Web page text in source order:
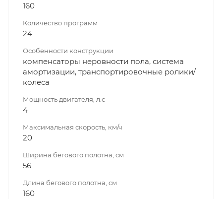
160
Количество программ
24
Особенности конструкции
компенсаторы неровности пола, система
амортизации, транспортировочные ролики/
колеса
Мощность двигателя, л.с
4
Максимальная скорость, км/ч
20
Ширина бегового полотна, см
56
Длина бегового полотна, см
160